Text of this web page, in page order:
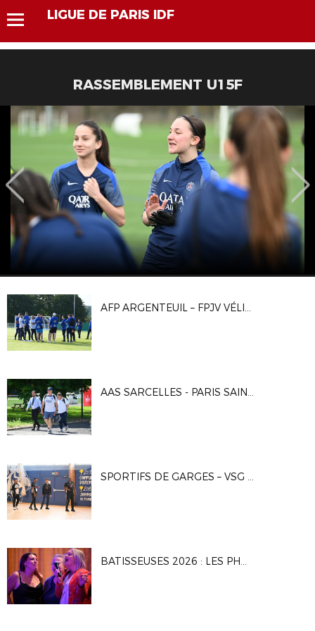
LIGUE DE PARIS IDF
RASSEMBLEMENT U15F
AFP ARGENTEUIL – FPJV VÉLIZY 1-1, 4-2 T.A.B.
AAS SARCELLES - PARIS SAINT-GERMAIN 2 0-3
SPORTIFS DE GARGES – VSG FUSTAL 5-7
BATISSEUSES 2026 : LES PHOTOS